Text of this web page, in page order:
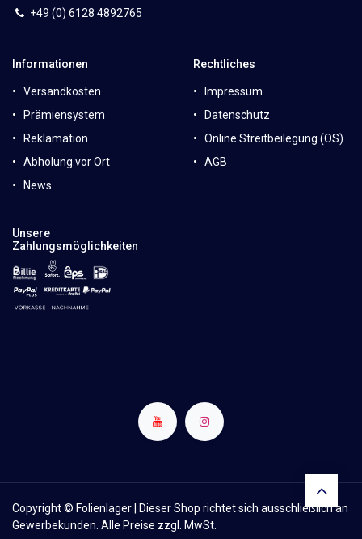
+49 (0) 6128 4892765
Informationen
Versandkosten
Prämiensystem
Reklamation
Abholung vor Ort
News
Rechtliches
Impressum
Datenschutz
Online Streitbeilegung (OS)
AGB
Unsere
Zahlungsmöglichkeiten
Copyright © Folienlager | Dieser Shop richtet sich ausschließlich an
Gewerbekunden. Alle Preise zzgl. MwSt.